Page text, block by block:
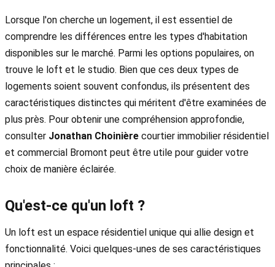
Lorsque l'on cherche un logement, il est essentiel de
comprendre les différences entre les types d'habitation
disponibles sur le marché. Parmi les options populaires, on
trouve le loft et le studio. Bien que ces deux types de
logements soient souvent confondus, ils présentent des
caractéristiques distinctes qui méritent d'être examinées de
plus près. Pour obtenir une compréhension approfondie,
consulter Jonathan Choinière courtier immobilier résidentiel
et commercial Bromont peut être utile pour guider votre
choix de manière éclairée.
Qu'est-ce qu'un loft ?
Un loft est un espace résidentiel unique qui allie design et
fonctionnalité. Voici quelques-unes de ses caractéristiques